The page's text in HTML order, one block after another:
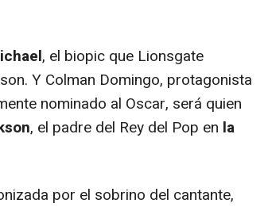
, el biopic que Lionsgate
Y Colman Domingo, protagonista
nominado al Oscar, será quien
, el padre del Rey del Pop en la
por el sobrino del cantante,